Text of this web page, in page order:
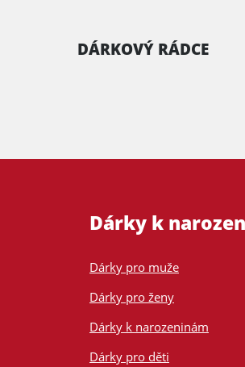
DÁRKOVÝ RÁDCE
Dárky k
Dárky pro muže
Dárky pro ženy
Dárky k narozeninám
Dárky pro děti